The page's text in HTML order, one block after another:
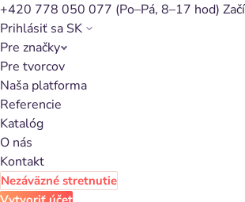
+420 778 050 077 (Po–Pá, 8–17 hod)
Prihlásiť sa SK
Pre značky
Pre tvorcov
Naša platforma
Referencie
Katalóg
O nás
Kontakt
Nezáväzné stretnutie
Späť na katalóg